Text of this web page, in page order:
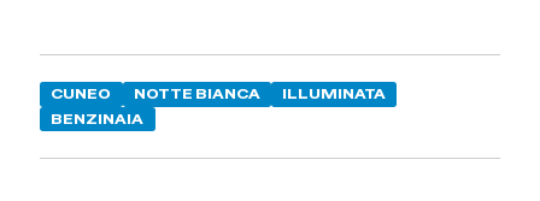
CUNEO NOTTE BIANCA
ILLUMINATA
BENZINAIA